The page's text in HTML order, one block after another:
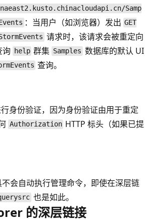
Samp
：当用户（如浏览器）发出 GET
请求时，该请求会被重定向
询
help 群集 Samples 数据库的默认 UI
查询。
身份验证，因为身份验证由用于重定
Authorization HTTP 标头（如果已提
会自动执行管理命令，即使在深层链
也是如此。
的深层链接